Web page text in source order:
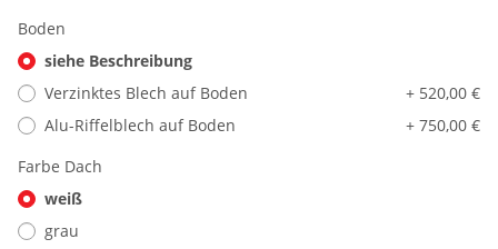
Boden
siehe Beschreibung
Verzinktes Blech auf Boden
+ 520,00 €
Alu-Riffelblech auf Boden
+ 750,00 €
Farbe Dach
weiß
grau